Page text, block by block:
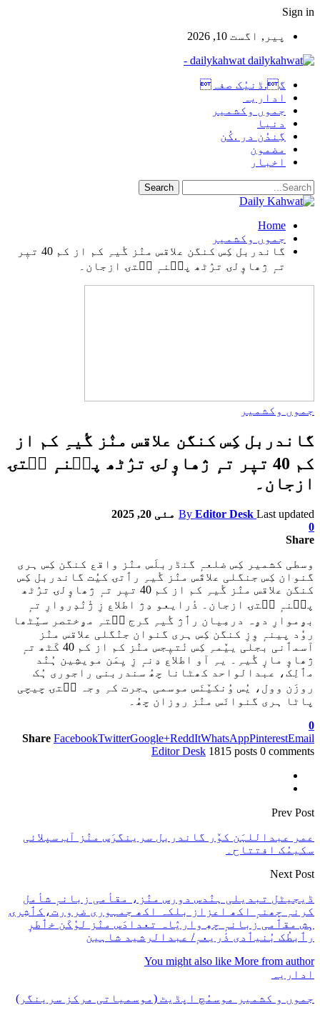
Sign in
پیر, اگست 10, 2026
dailykahwat -
گ.ڈنیُک صفہ
اداریہ
جموں وکشمیر
دنیا
گِندُن در .کُن
مضمون
اخبار
Home
جموں وکشمیر
گاندربل کِس کنگن علاقس منٛز گٔیہِ کم از کم 40 تیٖر
تہٕ ژھاوٕلۍ ترٛٹھ پٮ۪نہٕ سۭتۍ ازجان۔
جموں وکشمیر
گاندربل کِس کنگن علاقس منٛز گٔیہِ کم از
کم 40 تیٖر تہٕ ژھاوٕلۍ ترٛٹھ پٮ۪نہٕ سۭتۍ
ازجان۔
By Editor Desk Last updated
مئی 20, 2025
0
Share
وسطی کشمیر کِس ضلعہٕ گنڈربلَس منٛز واقع کنگن کِس ہری
گنوان کِس جنگلی علاقَس منٛز گٔیہِ رٲتۍ کیُت گاندربل کِس
کنگن علاقس منٛز گٔیہِ کم از کم 40 تیٖر تہٕ ژھاوٕلۍ ترٛٹھ
پٮ۪نہٕ سۭتۍ ازجان۔ ذٔرایعو دِژ اطلاع زِ ژٔنٛدٕروارِ تہٕ
بۄموارِ دۄہ درمِیان رٲژ گٔیہِ گرج سۭتہِ مۄختصر سیٚٹھا
روٗد پینہٕ وِزِ کنگن کِس ہری گنوان جنٛگلی علاقس منٛز
آسمٲنی بجلی ییٚمہِ کِس نٔتیٖجس منٛز کم از کم 40 کَٹھ تہٕ
ژھاوٕ مارٕ گٔیہِ۔ یہِ آو اطلاع دِنہٕ زِ یِمَن مویشِین ہُنٛد
مٲلِک، عبدالواحد کھٹانا چھُ سندربنی راجوری ہُک
روزَن وول، یُس وُنکیٚنَس موسمی ہجرت کہِ وجہ سۭتۍ چیچی
پاٹا ہری گنوانَس منٛز روزان چھُ۔
0
Share FacebookTwitterGoogle+ReddItWhatsAppPinterestEmail
Editor Desk 1815 posts 0 comments
Prev Post
عمر عبداللہَن کوٚر گاندربل سرینگرَس منٛز آب سپلائی
سکیمُک افتتاح۔
Next Post
ڈیجیٹل تبدیلی ہنٛدس دورس منٛز، مقأمی زبانہٕ شأمل
کرنہِ چھنہٕ اکھ اعزاز بلکہ اکھ جمہوری ضرورت،کٲشِرۍ
ہِش مقٲمی زبانہٕ چھِ واریٛاہ تعدادَس منٛز لوٗکَن خٲطرٕ
رٲبطُک بُنیٲدی ذٔریعہٕ/ عبدالرشید شاہین
You might also like More from author
اداریہ
جموں و کشمیر موسمُچ اپڈیٹ (موسمیاتی مرکز سرینگر)